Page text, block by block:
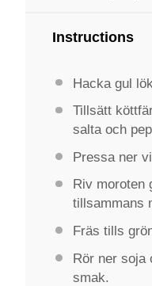
Instructions
Hacka gul
Tillsätt
salta och
Pressa ner
Riv moroten
tillsammans
Fräs tills
Rör ner soja
smak.